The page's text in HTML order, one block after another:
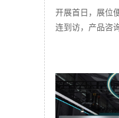
开展首日，展位
连到访，产品咨